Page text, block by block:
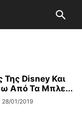
Της Disney Και
Από Τα Μπλε...
28/01/2019